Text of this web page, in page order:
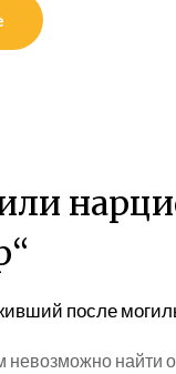
после
невозможно найти